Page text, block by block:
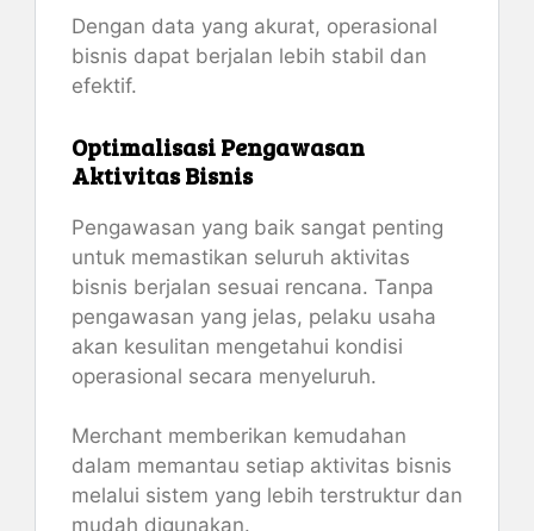
Dengan data yang akurat, operasional
bisnis dapat berjalan lebih stabil dan
efektif.
Optimalisasi Pengawasan
Aktivitas Bisnis
Pengawasan yang baik sangat penting
untuk memastikan seluruh aktivitas
bisnis berjalan sesuai rencana. Tanpa
pengawasan yang jelas, pelaku usaha
akan kesulitan mengetahui kondisi
operasional secara menyeluruh.
Merchant memberikan kemudahan
dalam memantau setiap aktivitas bisnis
melalui sistem yang lebih terstruktur dan
mudah digunakan.